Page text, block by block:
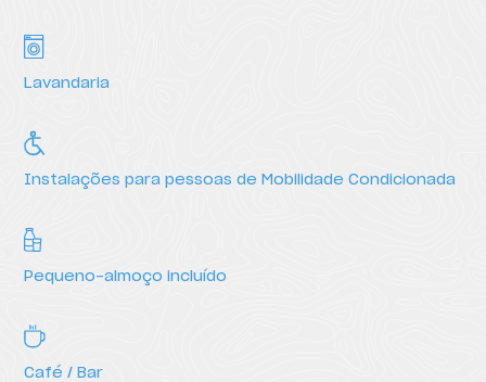
Lavandaria
Instalações para pessoas de Mobilidade Condicionada
Pequeno-almoço incluído
Café / Bar